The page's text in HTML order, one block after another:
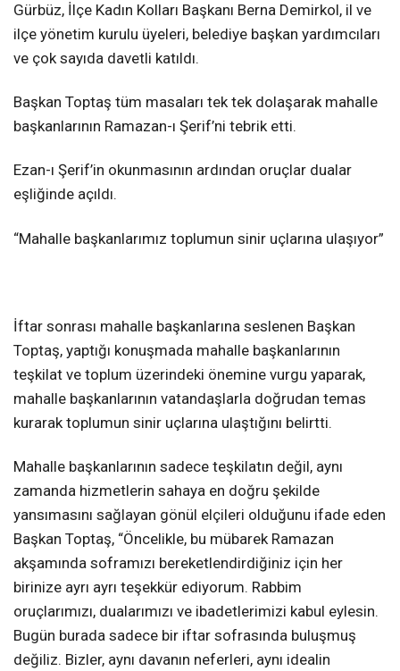
Gürbüz, İlçe Kadın Kolları Başkanı Berna Demirkol, il ve
ilçe yönetim kurulu üyeleri, belediye başkan yardımcıları
ve çok sayıda davetli katıldı.
Başkan Toptaş tüm masaları tek tek dolaşarak mahalle
başkanlarının Ramazan-ı Şerif’ni tebrik etti.
Ezan-ı Şerif’in okunmasının ardından oruçlar dualar
eşliğinde açıldı.
“Mahalle başkanlarımız toplumun sinir uçlarına ulaşıyor”
İftar sonrası mahalle başkanlarına seslenen Başkan
Toptaş, yaptığı konuşmada mahalle başkanlarının
teşkilat ve toplum üzerindeki önemine vurgu yaparak,
mahalle başkanlarının vatandaşlarla doğrudan temas
kurarak toplumun sinir uçlarına ulaştığını belirtti.
Mahalle başkanlarının sadece teşkilatın değil, aynı
zamanda hizmetlerin sahaya en doğru şekilde
yansımasını sağlayan gönül elçileri olduğunu ifade eden
Başkan Toptaş, “Öncelikle, bu mübarek Ramazan
akşamında soframızı bereketlendirdiğiniz için her
birinize ayrı ayrı teşekkür ediyorum. Rabbim
oruçlarımızı, dualarımızı ve ibadetlerimizi kabul eylesin.
Bugün burada sadece bir iftar sofrasında buluşmuş
değiliz. Bizler, aynı davanın neferleri, aynı idealin